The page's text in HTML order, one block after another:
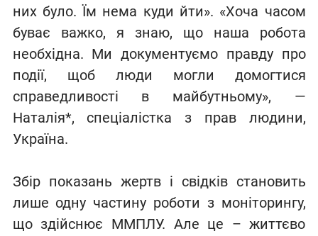
них було. Їм нема куди йти». «Хоча часом
буває важко, я знаю, що наша робота
необхідна. Ми документуємо правду про
події, щоб люди могли домогтися
справедливості в майбутньому», —
Наталія*, спеціалістка з прав людини,
Україна.
Збір показань жертв і свідків становить
лише одну частину роботи з моніторингу,
що здійснює ММПЛУ. Але це – життєво